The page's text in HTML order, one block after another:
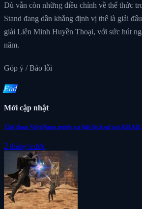
Dù vẫn còn những điều chỉnh về thể thức
Stand đang dần khẳng định vị thế là giải
giải Liên Minh Huyền Thoại, với sức hút
năm.
Góp ý / Báo lỗi
End
Mới cập nhật
Thể thao Việt Nam trước cơ hội lịch sử tại ASIAD
2 tháng trước